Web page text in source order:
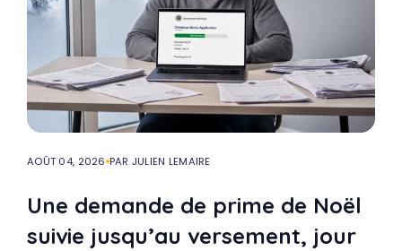
AOÛT 04, 2026 PAR JULIEN LEMAIRE
Une demande de prime de Noël
suivie jusqu’au versement, jour